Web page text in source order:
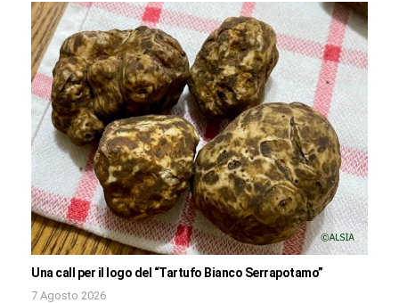
Una call per il logo del “Tartufo Bianco Serrapotamo”
7 Agosto 2026